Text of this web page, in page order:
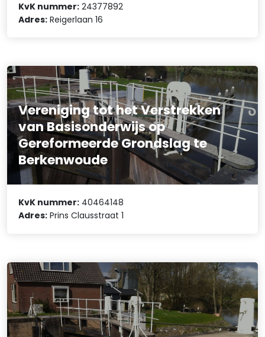
KvK nummer: 24377892
Adres: Reigerlaan 16
Vereniging tot het Verstrekken
van Basisonderwijs op
Gereformeerde Grondslag te
Berkenwoude
KvK nummer: 40464148
Adres: Prins Clausstraat 1